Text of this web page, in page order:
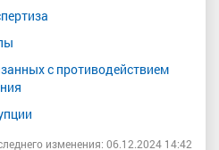
с противодействием
изменения: 06.12.2024 14:42